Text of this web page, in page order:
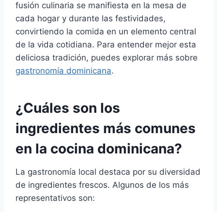
fusión culinaria se manifiesta en la mesa de
cada hogar y durante las festividades,
convirtiendo la comida en un elemento central
de la vida cotidiana. Para entender mejor esta
deliciosa tradición, puedes explorar más sobre
gastronomía dominicana.
¿Cuáles son los
ingredientes más comunes
en la cocina dominicana?
La gastronomía local destaca por su diversidad
de ingredientes frescos. Algunos de los más
representativos son: